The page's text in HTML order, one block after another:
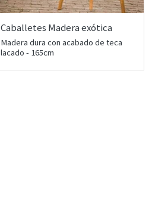
Caballetes Madera exótica
Madera dura con acabado de teca
lacado - 165cm